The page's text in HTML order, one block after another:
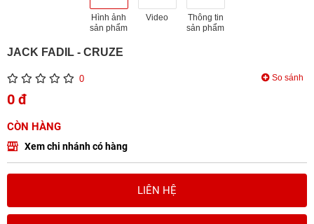
Hình ảnh
sản phẩm
Video
Thông tin
sản phẩm
JACK FADIL - CRUZE
0 So sánh
0 đ
CÒN HÀNG
Xem chi nhánh có hàng
LIÊN HỆ